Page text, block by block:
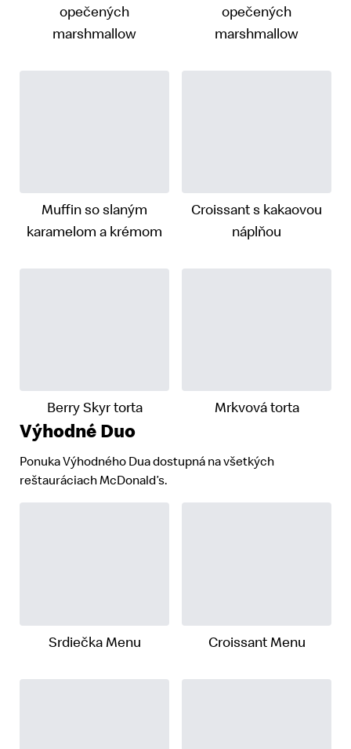
opečených
marshmallow
opečených
marshmallow
Muffin so slaným
karamelom a krémom
Croissant s kakaovou
náplňou
Berry Skyr torta Mrkvová torta
Výhodné Duo
Ponuka Výhodného Dua dostupná na všetkých
reštauráciach McDonald’s.
Srdiečka Menu Croissant Menu